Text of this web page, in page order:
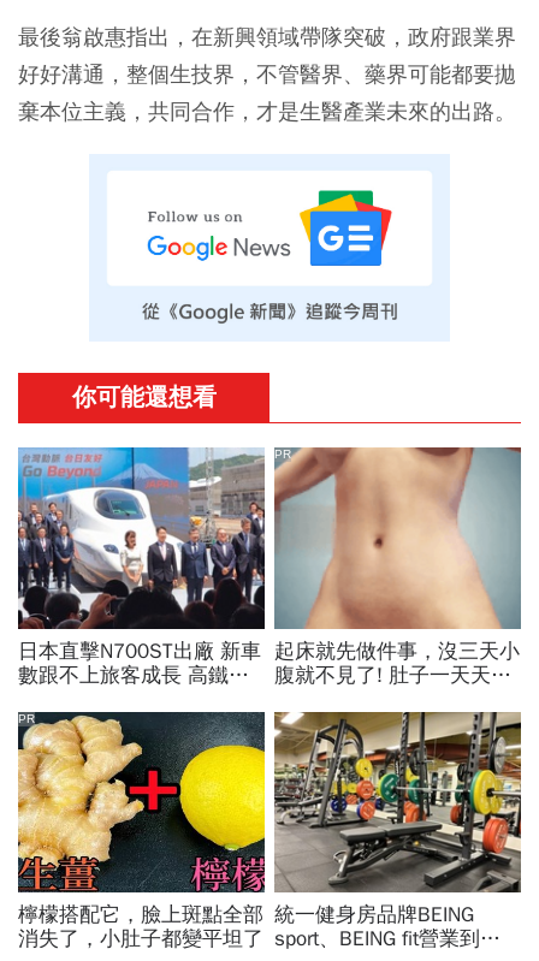
最後翁啟惠指出，在新興領域帶隊突破，政府跟業界
好好溝通，整個生技界，不管醫界、藥界可能都要拋
棄本位主義，共同合作，才是生醫產業未來的出路。